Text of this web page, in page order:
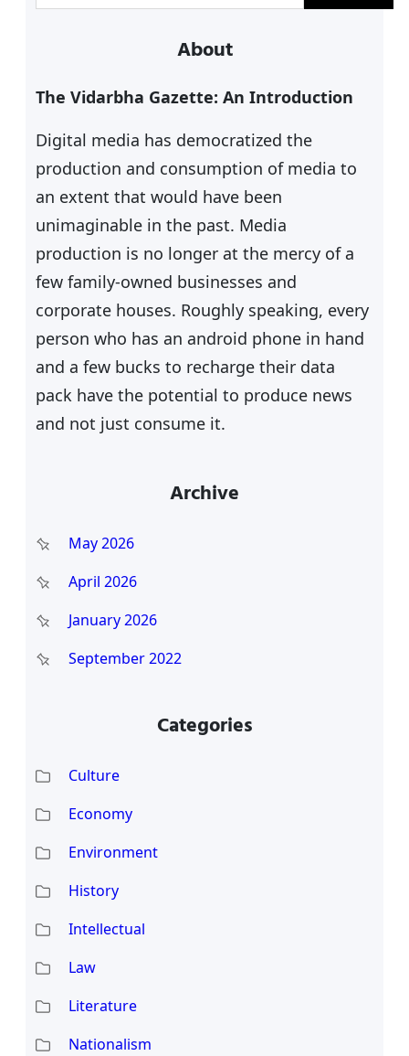
About
The Vidarbha Gazette: An Introduction
Digital media has democratized the
production and consumption of media to
an extent that would have been
unimaginable in the past. Media
production is no longer at the mercy of a
few family-owned businesses and
corporate houses. Roughly speaking, every
person who has an android phone in hand
and a few bucks to recharge their data
pack have the potential to produce news
and not just consume it.
Archive
May 2026
April 2026
January 2026
September 2022
Categories
Culture
Economy
Environment
History
Intellectual
Law
Literature
Nationalism